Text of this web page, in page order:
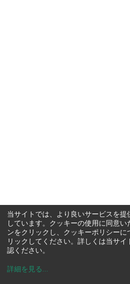
当サイトでは、より良いサービスを提
しています。クッキーの使用に同意
ンをクリックし、クッキーポリシー
リックしてください。詳しくは当サイ
認ください。
詳細を見る ...